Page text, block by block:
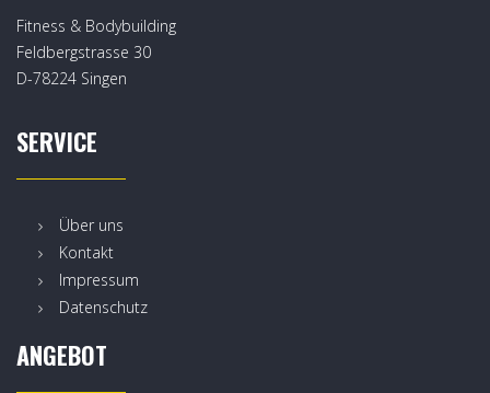
Fitness & Bodybuilding
Feldbergstrasse 30
D-78224 Singen
SERVICE
Über uns
Kontakt
Impressum
Datenschutz
ANGEBOT